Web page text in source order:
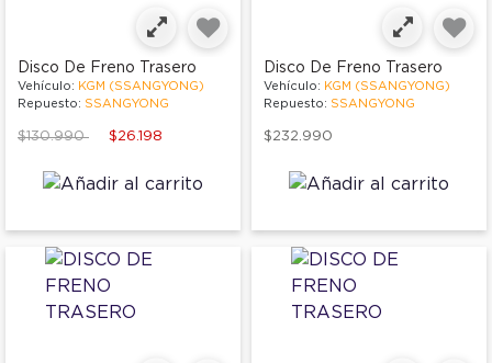
Disco De Freno Trasero
Vehículo: KGM (SSANGYONG)
Repuesto: SSANGYONG
Price reduced from
$130.990to $26.198
Disco De Freno Trasero
Vehículo: KGM (SSANGYONG)
Repuesto: SSANGYONG
$232.990